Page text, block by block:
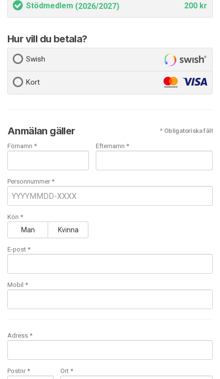
Stödmedlem (2026/2027) 200 kr
Hur vill du betala?
Swish
Kort
Anmälan gäller * Obligatoriska fält
Förnamn * Efternamn *
Personnummer *
Kön *
Man Kvinna
E-post *
Mobil *
Adress *
Postnr * Ort *